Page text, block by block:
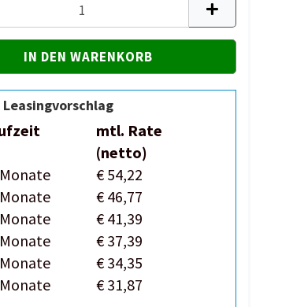
Leasingvorschlag
mtl. Rate
(netto)
€ 54,22
€ 46,77
€ 41,39
€ 37,39
€ 34,35
€ 31,87